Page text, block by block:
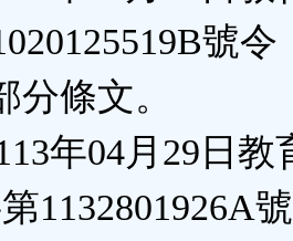
號令
分條文。
年04月29日教
1132801926A